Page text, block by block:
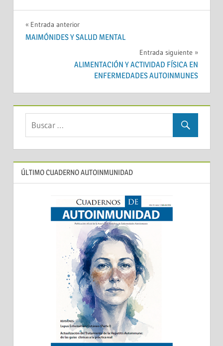
Navegación
entradas
Entrada anterior
MAIMÓNIDES Y SALUD MENTAL
Entrada siguiente
ALIMENTACIÓN Y ACTIVIDAD FÍSICA EN
ENFERMEDADES AUTOINMUNES
ÚLTIMO CUADERNO AUTOINMUNIDAD